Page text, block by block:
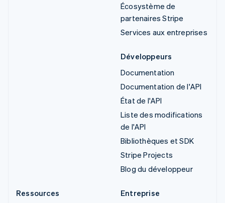
Écosystème de
partenaires Stripe
Services aux entreprises
Développeurs
Documentation
Documentation de l'API
État de l'API
Liste des modifications
de l'API
Bibliothèques et SDK
Stripe Projects
Blog du développeur
Ressources
Entreprise